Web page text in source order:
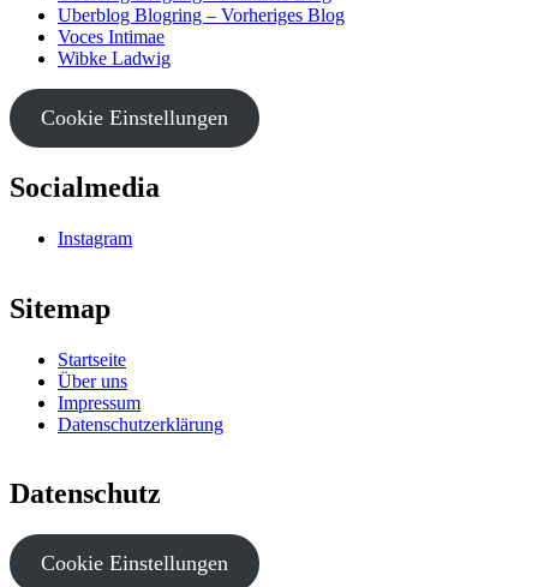
Uberblog Blogring – Vorheriges Blog
Voces Intimae
Wibke Ladwig
Cookie Einstellungen
Socialmedia
Instagram
Sitemap
Startseite
Über uns
Impressum
Datenschutzerklärung
Datenschutz
Cookie Einstellungen